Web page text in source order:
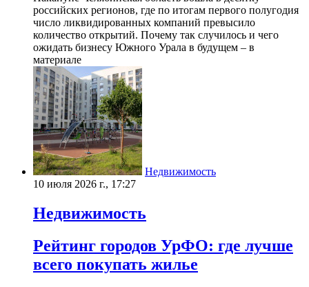
российских регионов, где по итогам первого полугодия
число ликвидированных компаний превысило
количество открытий. Почему так случилось и чего
ожидать бизнесу Южного Урала в будущем – в
материале
Недвижимость
10 июля 2026 г., 17:27
Недвижимость
Рейтинг городов УрФО: где лучше
всего покупать жилье